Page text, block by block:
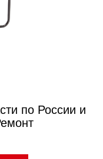
по России и